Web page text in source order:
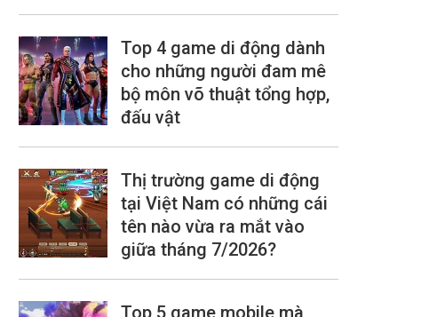
Top 4 game di động dành
cho những người đam mê
bộ môn võ thuật tổng hợp,
đấu vật
Thị trường game di động
tại Việt Nam có những cái
tên nào vừa ra mắt vào
giữa tháng 7/2026?
Top 5 game mobile mà